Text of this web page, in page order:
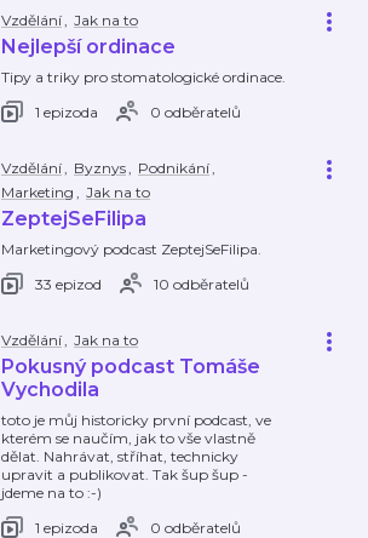
Vzdělání, Jak na to
Nejlepší ordinace
Tipy a triky pro stomatologické ordinace.
1 epizoda
0 odběratelů
Vzdělání, Byznys, Podnikání,
Marketing , Jak na to
ZeptejSeFilipa
Marketingový podcast ZeptejSeFilipa.
33 epizod
10 odběratelů
Vzdělání, Jak na to
Pokusný podcast Tomáše
Vychodila
toto je můj historicky první podcast, ve
kterém se naučím, jak to vše vlastně
dělat. Nahrávat, stříhat, technicky
upravit a publikovat. Tak šup šup -
jdeme na to :-)
1 epizoda
0 odběratelů